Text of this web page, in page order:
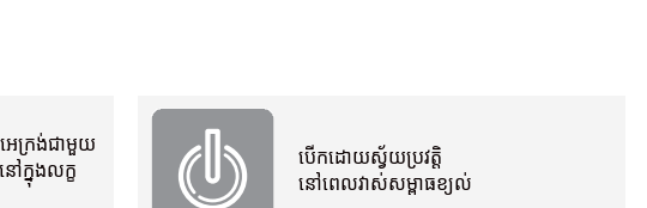
អេក្រង់ជាមួយ
នៅក្នុងលក្ខ
បើកដោយស្វ័យប្រវត្តិ
នៅពេលវាស់សម្ពាធខ្យល់